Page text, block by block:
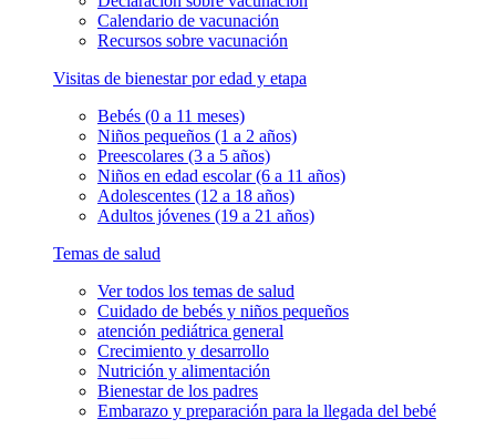
Calendario de vacunación
Recursos sobre vacunación
Visitas de bienestar por edad y etapa
Bebés (0 a 11 meses)
Niños pequeños (1 a 2 años)
Preescolares (3 a 5 años)
Niños en edad escolar (6 a 11 años)
Adolescentes (12 a 18 años)
Adultos jóvenes (19 a 21 años)
Temas de salud
Ver todos los temas de salud
Cuidado de bebés y niños pequeños
atención pediátrica general
Crecimiento y desarrollo
Nutrición y alimentación
Bienestar de los padres
Embarazo y preparación para la llegada del bebé